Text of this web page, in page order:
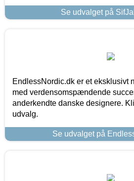
Se udvalget på
EndlessNordic.dk er et eksklusivt
med verdensomspændende
anderkendte danske designere.
udvalg.
Se udvalget på